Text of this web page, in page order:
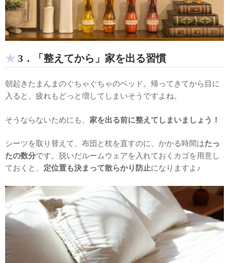
3．「整えてから」家を出る習慣
朝起きたまんまのぐちゃぐちゃのベッド。帰ってきてから目に
入ると、疲れもどっと増してしまいそうですよね。
そうならないためにも、 家を出る前に整えてしまいましょう！
シーツを取り替えて、布団と枕を直すのに、かかる時間はたっ
たの数分です。脱いだルームウェアを入れておくカゴを用意し
ておくと、 定位置も決まって散らかり防止になりますよ♪